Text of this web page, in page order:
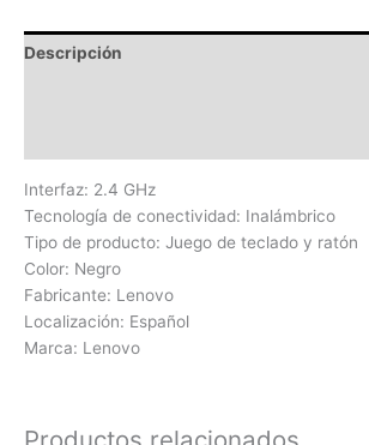
Descripción
Interfaz: 2.4 GHz
Tecnología de conectividad: Inalámbrico
Tipo de producto: Juego de teclado y ratón
Color: Negro
Fabricante: Lenovo
Localización: Español
Marca: Lenovo